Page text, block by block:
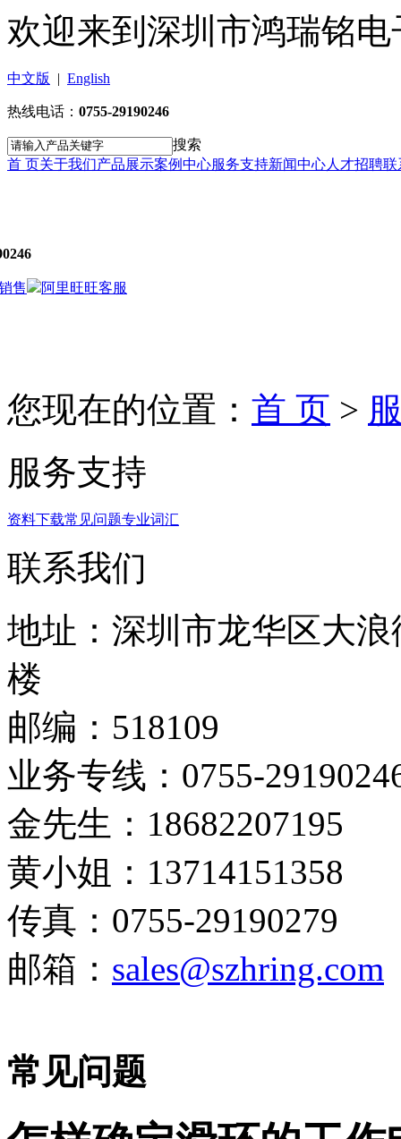
欢迎来到深圳市鸿瑞铭
中文版 | English
热线电话： 0755-29190246
搜索
首 页关于我们产品展示案例中心服务支持新闻中心人才招聘联
您现在的位置： 首 页 >
服务支持
资料下载常见问题专业词汇
联系我们
地址：深圳市龙华区大
楼
邮编：518109
业务专线：0755-
金先生：18682207195
黄小姐：13714151358
传真：0755-29190279
邮箱： sales@szhring.com
常见问题
售 阿里旺旺客服